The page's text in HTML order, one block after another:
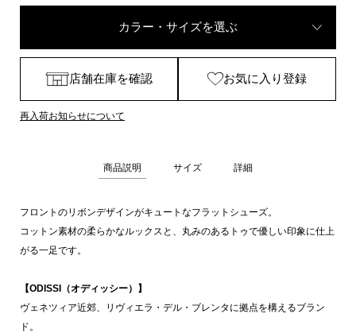
カラー・サイズを選ぶ
店舗在庫を確認 お気に入り登録
再入荷お知らせについて
商品説明 サイズ 詳細
フロントのリボンデザインがキュートなフラットシューズ。
コットン素材の柔らかなルックスと、丸みのあるトゥで優しい印象に仕上
がる一足です。
【ODISSI（オディッシー）】
ヴェネツィア近郊、リヴィエラ・デル・ブレンタに拠点を構えるブラン
ド。